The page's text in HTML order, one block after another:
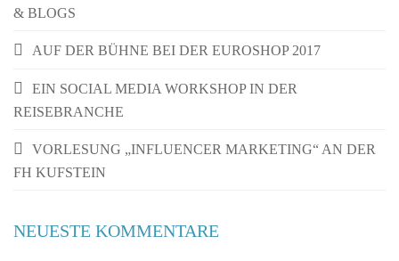
& BLOGS
AUF DER BÜHNE BEI DER EUROSHOP 2017
EIN SOCIAL MEDIA WORKSHOP IN DER
REISEBRANCHE
VORLESUNG „INFLUENCER MARKETING“ AN DER
FH KUFSTEIN
NEUESTE KOMMENTARE